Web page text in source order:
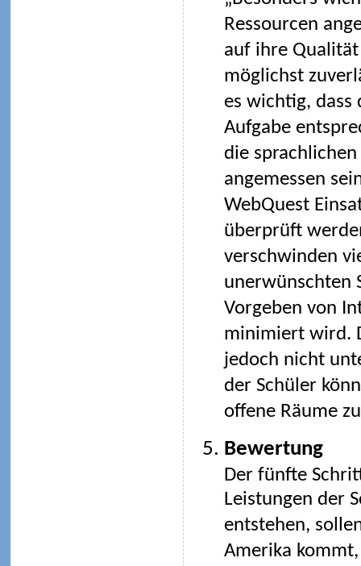
Ressourcen
auf ihre
möglichst
es wichtig,
Aufgabe
die
angemessen
WebQuest
überprüft
verschwinden
unerwünschten
Vorgeben von
minimiert wird.
jedoch nicht
der Schüler
offene Räume
Bewertung
Der fünfte
Leistungen der
entstehen,
Amerika